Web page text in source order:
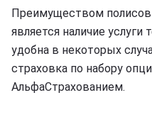
Преимуществом
является наличие
удобна в некоторых
страховка по набору
АльфаСтрахованием.